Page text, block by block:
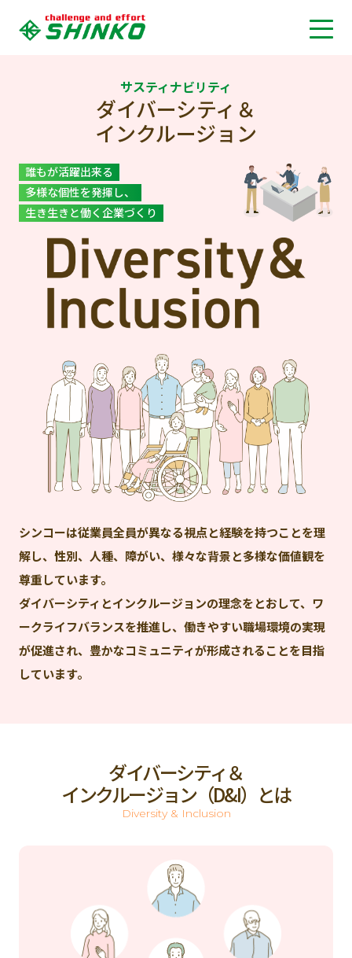
サスティナビリティ
ダイバーシティ＆
インクルージョン
誰もが活躍出来る
多様な個性を発揮し、
生き生きと働く企業づくり
シンコーは従業員全員が異なる視点と経験を持つことを理
解し、性別、人種、障がい、様々な背景と多様な価値観を
尊重しています。
ダイバーシティとインクルージョンの理念をとおして、ワ
ークライフバランスを推進し、働きやすい職場環境の実現
が促進され、豊かなコミュニティが形成されることを目指
しています。
ダイバーシティ＆
インクルージョン（D&I）とは
Diversity & Inclusion